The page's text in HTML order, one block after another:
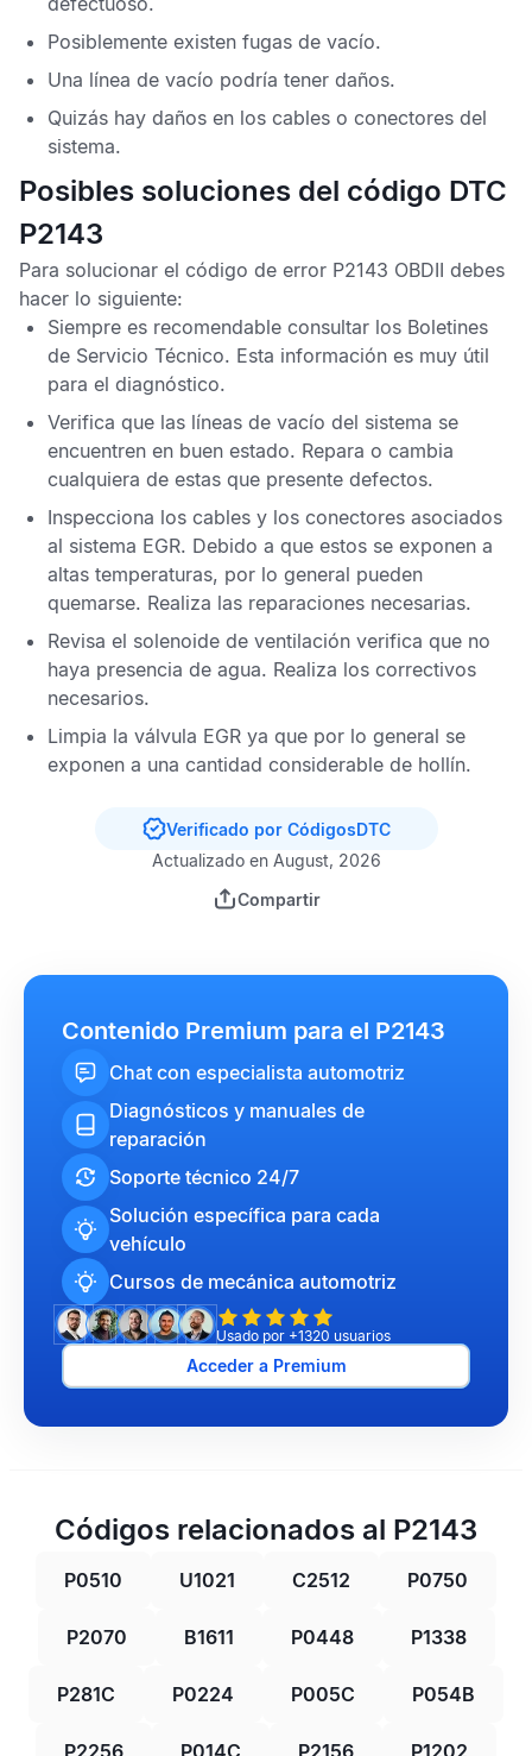
Posiblemente existen fugas de vacío.
Una línea de vacío podría tener daños.
Quizás hay daños en los cables o conectores del
sistema.
Posibles soluciones del código DTC
P2143
Para solucionar el código de error P2143 OBDII debes
hacer lo siguiente:
Siempre es recomendable consultar los Boletines
de Servicio Técnico. Esta información es muy útil
para el diagnóstico.
Verifica que las líneas de vacío del sistema se
encuentren en buen estado. Repara o cambia
cualquiera de estas que presente defectos.
Inspecciona los cables y los conectores asociados
al sistema EGR. Debido a que estos se exponen a
altas temperaturas, por lo general pueden
quemarse. Realiza las reparaciones necesarias.
Revisa el solenoide de ventilación verifica que no
haya presencia de agua. Realiza los correctivos
necesarios.
Limpia la válvula EGR ya que por lo general se
exponen a una cantidad considerable de hollín.
Verificado por CódigosDTC
Actualizado en August, 2026
Compartir
Contenido Premium para el P2143
Chat con especialista automotriz
Diagnósticos y manuales de
reparación
Soporte técnico 24/7
Solución específica para cada
vehículo
Cursos de mecánica automotriz
Usado por +1320 usuarios
Acceder a Premium
Códigos relacionados al P2143
P0510 U1021 C2512 P0750
P2070 B1611 P0448 P1338
P281C P0224 P005C P054B
P2256 P014C P2156 P1202